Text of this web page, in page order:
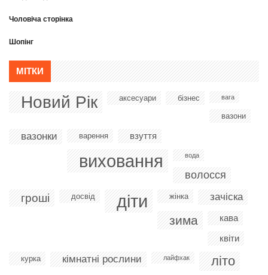
Чоловіча сторінка
Шопінг
МІТКИ
Новий Рік аксесуари бізнес вага
вазони
вазонки варення взуття
виховання вода
волосся
гроші досвід діти жінка зачіска
зима
кава
квіти
курка кімнатні рослини лайфхак літо